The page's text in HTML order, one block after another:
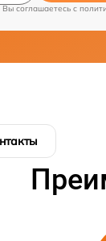
соглашаетесь c